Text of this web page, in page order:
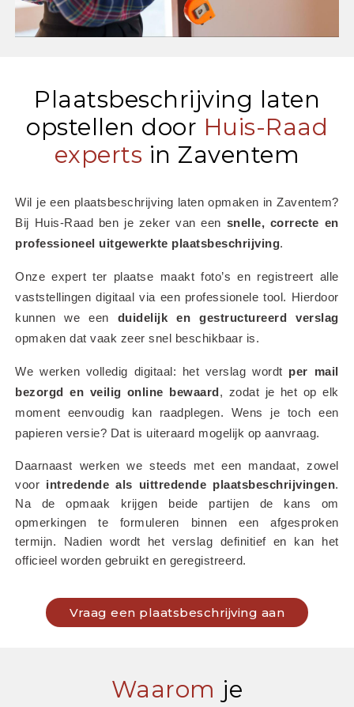
Plaatsbeschrijving laten
opstellen door Huis-Raad
experts in Zaventem
Wil je een plaatsbeschrijving laten opmaken in Zaventem?
Bij Huis-Raad ben je zeker van een snelle, correcte en
professioneel uitgewerkte plaatsbeschrijving.
Onze expert ter plaatse maakt foto’s en registreert alle
vaststellingen digitaal via een professionele tool. Hierdoor
kunnen we een duidelijk en gestructureerd verslag
opmaken dat vaak zeer snel beschikbaar is.
We werken volledig digitaal: het verslag wordt per mail
bezorgd en veilig online bewaard , zodat je het op elk
moment eenvoudig kan raadplegen. Wens je toch een
papieren versie? Dat is uiteraard mogelijk op aanvraag.
Daarnaast werken we steeds met een mandaat, zowel
voor intredende als uittredende plaatsbeschrijvingen.
Na de opmaak krijgen beide partijen de kans om
opmerkingen te formuleren binnen een afgesproken
termijn. Nadien wordt het verslag definitief en kan het
officieel worden gebruikt en geregistreerd.
Vraag een plaatsbeschrijving aan
Waarom je